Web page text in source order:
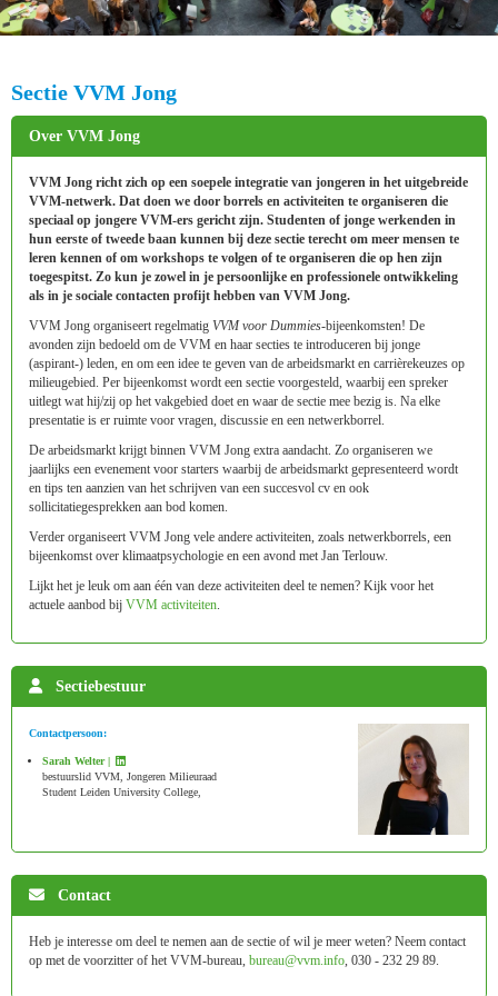
Sectie VVM Jong
Over VVM Jong
VVM Jong richt zich op een soepele integratie van jongeren in het uitgebreide
VVM-netwerk. Dat doen we door borrels en activiteiten te organiseren die
speciaal op jongere VVM-ers gericht zijn. Studenten of jonge werkenden in
hun eerste of tweede baan kunnen bij deze sectie terecht om meer mensen te
leren kennen of om workshops te volgen of te organiseren die op hen zijn
toegespitst. Zo kun je zowel in je persoonlijke en professionele ontwikkeling
als in je sociale contacten profijt hebben van VVM Jong.
VVM Jong organiseert regelmatig VVM voor Dummies-bijeenkomsten! De
avonden zijn bedoeld om de VVM en haar secties te introduceren bij jonge
(aspirant-) leden, en om een idee te geven van de arbeidsmarkt en carrièrekeuzes op
milieugebied. Per bijeenkomst wordt een sectie voorgesteld, waarbij een spreker
uitlegt wat hij/zij op het vakgebied doet en waar de sectie mee bezig is. Na elke
presentatie is er ruimte voor vragen, discussie en een netwerkborrel.
De arbeidsmarkt krijgt binnen VVM Jong extra aandacht. Zo organiseren we
jaarlijks een evenement voor starters waarbij de arbeidsmarkt gepresenteerd wordt
en tips ten aanzien van het schrijven van een succesvol cv en ook
sollicitatiegesprekken aan bod komen.
Verder organiseert VVM Jong vele andere activiteiten, zoals netwerkborrels, een
bijeenkomst over klimaatpsychologie en een avond met Jan Terlouw.
Lijkt het je leuk om aan één van deze activiteiten deel te nemen? Kijk voor het
actuele aanbod bij VVM activiteiten.
Sectiebestuur
Contactpersoon:
Sarah Welter |
bestuurslid VVM, Jongeren Milieuraad
Student Leiden University College,
Contact
Heb je interesse om deel te nemen aan de sectie of wil je meer weten? Neem contact
op met de voorzitter of het VVM-bureau, uaerub@vvm.info, 030 - 232 29 89.